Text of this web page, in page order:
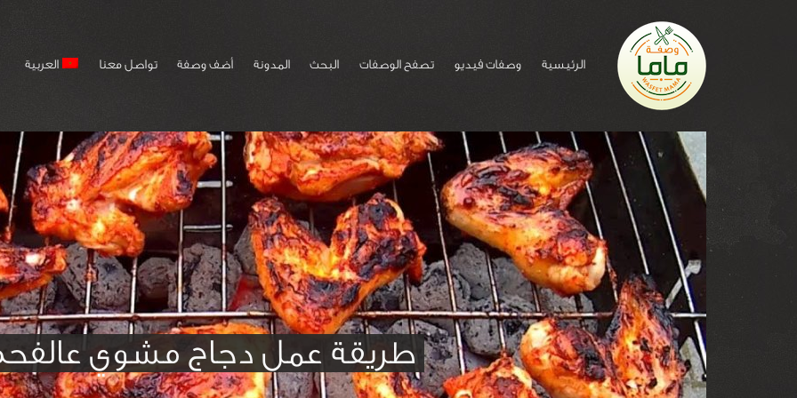
الرئيسية وصفات فيديو تصفح الوصفات البحث المدونة أضف وصفة تواصل معنا العربية
طريقة عمل دجاج مشوي